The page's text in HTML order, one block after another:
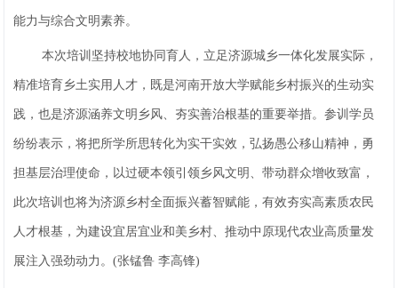
能力与综合文明素养。
本次培训坚持校地协同育人，立足济源城乡一体化发展实际，
精准培育乡土实用人才，既是河南开放大学赋能乡村振兴的生动实
践，也是济源涵养文明乡风、夯实善治根基的重要举措。参训学员
纷纷表示，将把所学所思转化为实干实效，弘扬愚公移山精神，勇
担基层治理使命，以过硬本领引领乡风文明、带动群众增收致富，
此次培训也将为济源乡村全面振兴蓄智赋能，有效夯实高素质农民
人才根基，为建设宜居宜业和美乡村、推动中原现代农业高质量发
展注入强劲动力。(张锰鲁 李高锋)